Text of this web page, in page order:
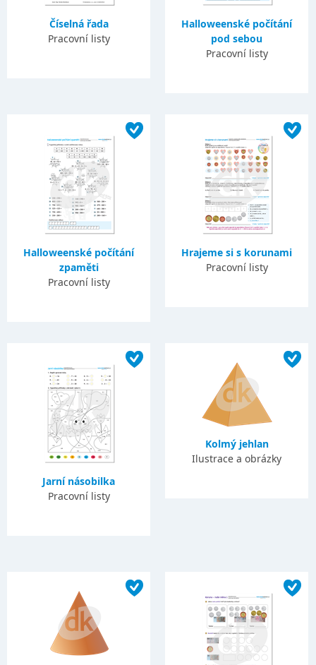
Číselná řada
Pracovní listy
Halloweenské počítání
pod sebou
Pracovní listy
Halloweenské počítání
zpaměti
Pracovní listy
Hrajeme si s korunami
Pracovní listy
Jarní násobilka
Pracovní listy
Kolmý jehlan
Ilustrace a obrázky